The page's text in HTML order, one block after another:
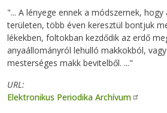
"... A lényege ennek a módszernek,
területen, több éven keresztül bontjuk
lékekben, foltokban kezdődik az erdő
anyaállományról lehulló makkokból,
mesterséges makk bevitelből. ..."
URL
Elektronikus Periodika Archívum